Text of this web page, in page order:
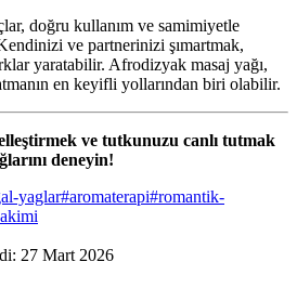
doğru kullanım ve samimiyetle
ve partnerinizi şımartmak,
yaratabilir. Afrodizyak masaj yağı,
en keyifli yollarından biri olabilir.
ve tutkunuzu canlı tutmak
deneyin!
yaglar#aromaterapi#romantik-
27 Mart 2026